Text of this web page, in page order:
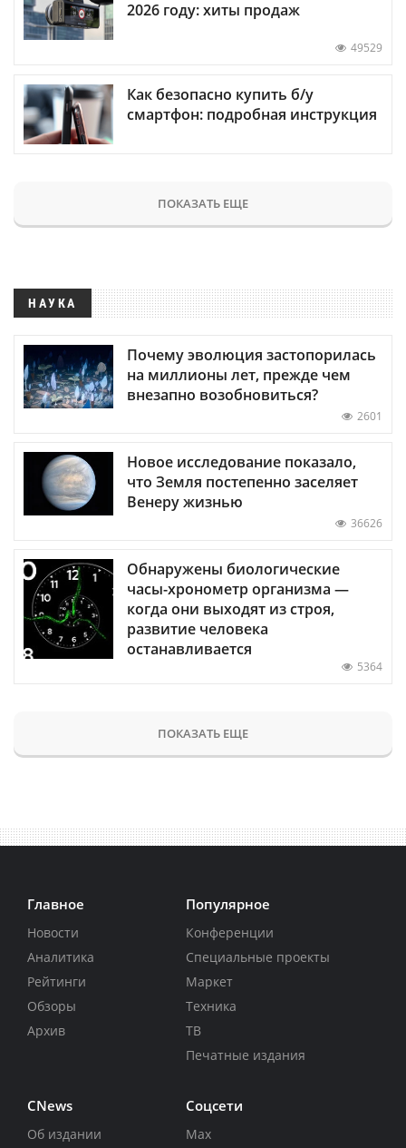
2026 году: хиты продаж
49529
Как безопасно купить б/у
смартфон: подробная инструкция
ПОКАЗАТЬ ЕЩЕ
НАУКА
Почему эволюция застопорилась
на миллионы лет, прежде чем
внезапно возобновиться?
2601
Новое исследование показало,
что Земля постепенно заселяет
Венеру жизнью
36626
Обнаружены биологические
часы-хронометр организма —
когда они выходят из строя,
развитие человека
останавливается
5364
ПОКАЗАТЬ ЕЩЕ
Главное
Новости
Аналитика
Рейтинги
Обзоры
Архив
Популярное
Конференции
Специальные проекты
Маркет
Техника
ТВ
Печатные издания
CNews
Об издании
Соцсети
Max